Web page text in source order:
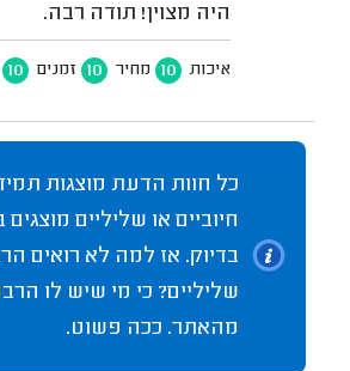
היה מצוין! תודה רבה.
איכות 10 מחיר 10 זמנים 10
כל חוות הדעת מוצגות
חיוביים או שליליים מוצגים
בדיוק. אז למה לא רואים
שליליים? כי מי שיש לו
מהאתר. ככה פשוט.